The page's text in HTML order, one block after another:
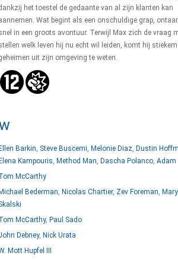
het toestel de gedaante van al zijn klanten kan
Wat begint als een onschuldige grap,
in een groots avontuur. Terwijl Max zich de vraag
welk leven hij nu echt wil leiden, komt hij
uit zijn omgeving te weten.
Ellen Barkin, Steve Buscemi, Melonie Diaz, Dustin
Elena Kampouris, Method Man, Dascha Polanco, Adam
McCarthy
Michael Bederman, Nicolas Chartier, Zev Foreman,
McCarthy, Paul Sado
Debney, Nick Urata
Mott Hupfel III